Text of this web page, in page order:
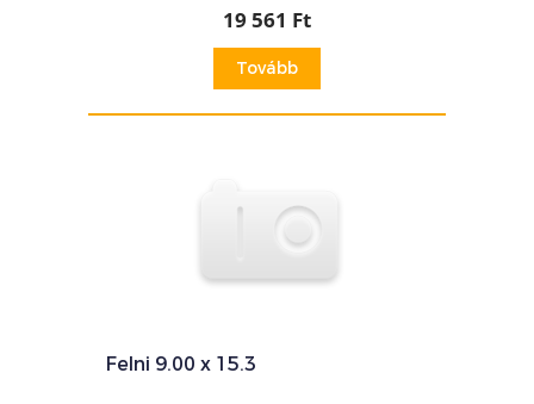
19 561 Ft
Tovább
Felni 9.00 x 15.3